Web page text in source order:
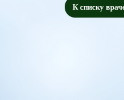
К списку